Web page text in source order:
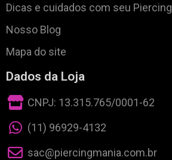
Dicas e cuidados com seu Piercing
Nosso Blog
Mapa do site
Dados da Loja
CNPJ: 13.315.765/0001-62
(11) 96929-4132
sac@piercingmania.com.br